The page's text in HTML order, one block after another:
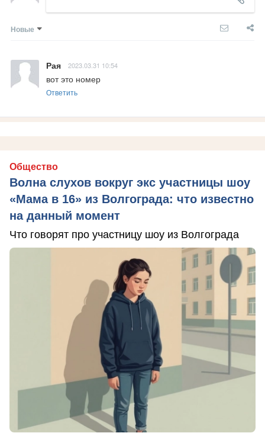
Новые
Рая 2023.03.31 10:54
вот это номер
Ответить
Общество
Волна слухов вокруг экс участницы шоу
«Мама в 16» из Волгограда: что известно
на данный момент
Что говорят про участницу шоу из Волгограда